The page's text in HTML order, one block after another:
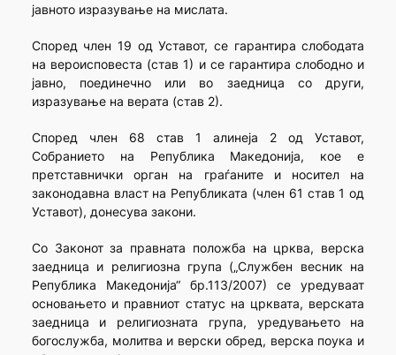
јавното изразување на мислата.
Според член 19 од Уставот, се гарантира слободата
на вероисповеста (став 1) и се гарантира слободно и
јавно, поединечно или во заедница со други,
изразување на верата (став 2).
Според член 68 став 1 алинеја 2 од Уставот,
Собранието на Република Македонија, кое е
претставнички орган на граѓаните и носител на
законодавна власт на Републиката (член 61 став 1 од
Уставот), донесува закони.
Со Законот за правната положба на црква, верска
заедница и религиозна група („Службен весник на
Република Македонија“ бр.113/2007) се уредуваат
основањето и правниот статус на црквата, верската
заедница и религиозната група, уредувањето на
богослужба, молитва и верски обред, верска поука и